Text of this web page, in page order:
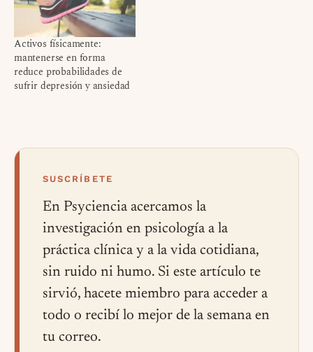
Activos físicamente:
mantenerse en forma
reduce probabilidades de
sufrir depresión y ansiedad
SUSCRÍBETE
En Psyciencia acercamos la
investigación en psicología a la
práctica clínica y a la vida cotidiana,
sin ruido ni humo. Si este artículo te
sirvió, hacete miembro para acceder a
todo o recibí lo mejor de la semana en
tu correo.